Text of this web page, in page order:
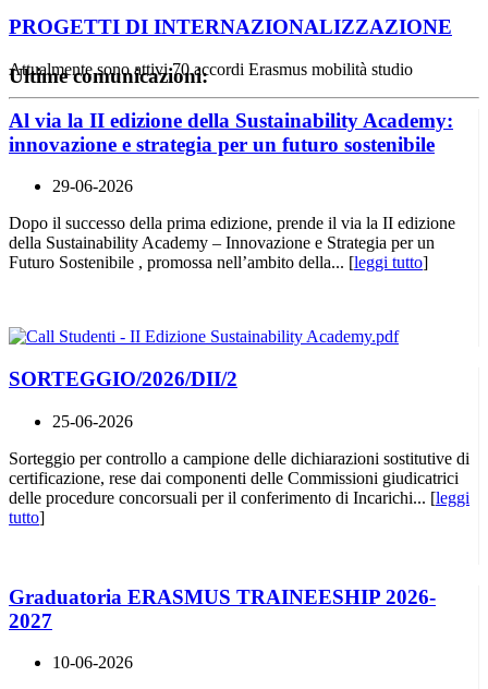
PROGETTI DI INTERNAZIONALIZZAZIONE
Attualmente sono attivi 70 accordi Erasmus mobilità studio
Ultime comunicazioni:
Al via la II edizione della Sustainability Academy:
innovazione e strategia per un futuro sostenibile
29-06-2026
Dopo il successo della prima edizione, prende il via la II edizione
della Sustainability Academy – Innovazione e Strategia per un
Futuro Sostenibile , promossa nell’ambito della... [leggi tutto]
SORTEGGIO/2026/DII/2
25-06-2026
Sorteggio per controllo a campione delle dichiarazioni sostitutive di
certificazione, rese dai componenti delle Commissioni giudicatrici
delle procedure concorsuali per il conferimento di Incarichi... [leggi
tutto]
Graduatoria ERASMUS TRAINEESHIP 2026-
2027
10-06-2026